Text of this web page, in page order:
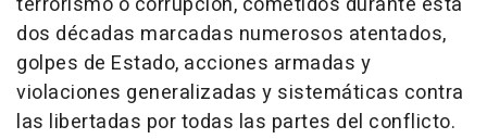
dos décadas marcadas numerosos atentados,
golpes de Estado, acciones armadas y
violaciones generalizadas y sistemáticas contra
las libertadas por todas las partes del conflicto.